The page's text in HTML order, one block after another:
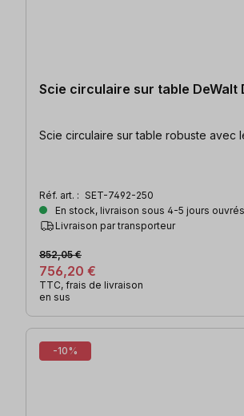
Scie circulaire sur table DeWalt
Scie circulaire sur table robuste avec
Réf. art. : SET-7492-250
En stock, livraison sous 4-5 jours ouvrés
Livraison par transporteur
756,20 €
852,05 €
TTC, frais de livraison
en sus
-10%